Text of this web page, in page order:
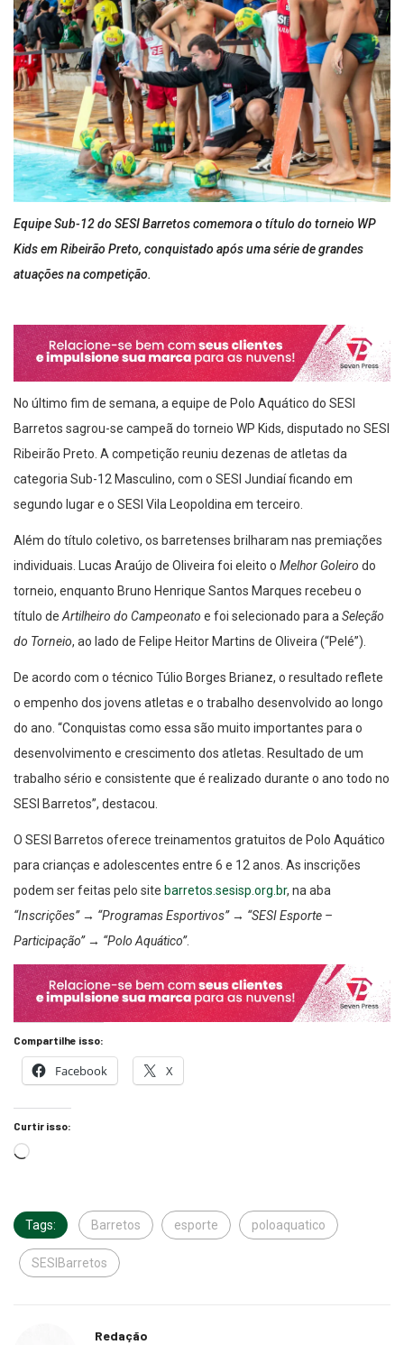
Equipe Sub-12 do SESI Barretos comemora o título do torneio WP
Kids em Ribeirão Preto, conquistado após uma série de grandes
atuações na competição.
No último fim de semana, a equipe de Polo Aquático do SESI
Barretos sagrou-se campeã do torneio WP Kids, disputado no SESI
Ribeirão Preto. A competição reuniu dezenas de atletas da
categoria Sub-12 Masculino, com o SESI Jundiaí ficando em
segundo lugar e o SESI Vila Leopoldina em terceiro.
Além do título coletivo, os barretenses brilharam nas premiações
individuais. Lucas Araújo de Oliveira foi eleito o Melhor Goleiro do
torneio, enquanto Bruno Henrique Santos Marques recebeu o
título deArtilheiro do Campeonato e foi selecionado para aSeleção
do Torneio, ao lado de Felipe Heitor Martins de Oliveira (“Pelé”).
De acordo com o técnico Túlio Borges Brianez, o resultado reflete
o empenho dos jovens atletas e o trabalho desenvolvido ao longo
do ano. “Conquistas como essa são muito importantes para o
desenvolvimento e crescimento dos atletas. Resultado de um
trabalho sério e consistente que é realizado durante o ano todo no
SESI Barretos”, destacou.
O SESI Barretos oferece treinamentos gratuitos de Polo Aquático
para crianças e adolescentes entre 6 e 12 anos. As inscrições
podem ser feitas pelo site barretos.sesisp.org.br, na aba
“Inscrições” → “Programas Esportivos” → “SESI Esporte –
Participação” → “Polo Aquático”.
Compartilhe isso:
Facebook X
Curtir isso:
Tags: Barretos esporte poloaquatico
SESIBarretos
Redação